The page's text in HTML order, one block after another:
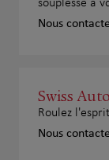
souplesse à
Nous
Swiss Auto
Roulez
Nous